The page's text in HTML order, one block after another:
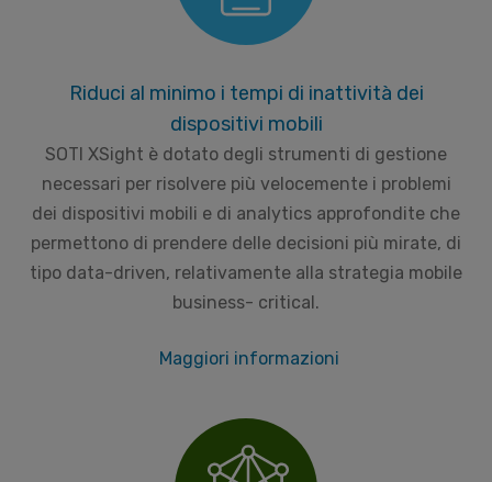
Riduci al minimo i tempi di inattività dei
dispositivi mobili
SOTI XSight è dotato degli strumenti di gestione
necessari per risolvere più velocemente i problemi
dei dispositivi mobili e di analytics approfondite che
permettono di prendere delle decisioni più mirate, di
tipo data-driven, relativamente alla strategia mobile
business- critical.
Maggiori informazioni